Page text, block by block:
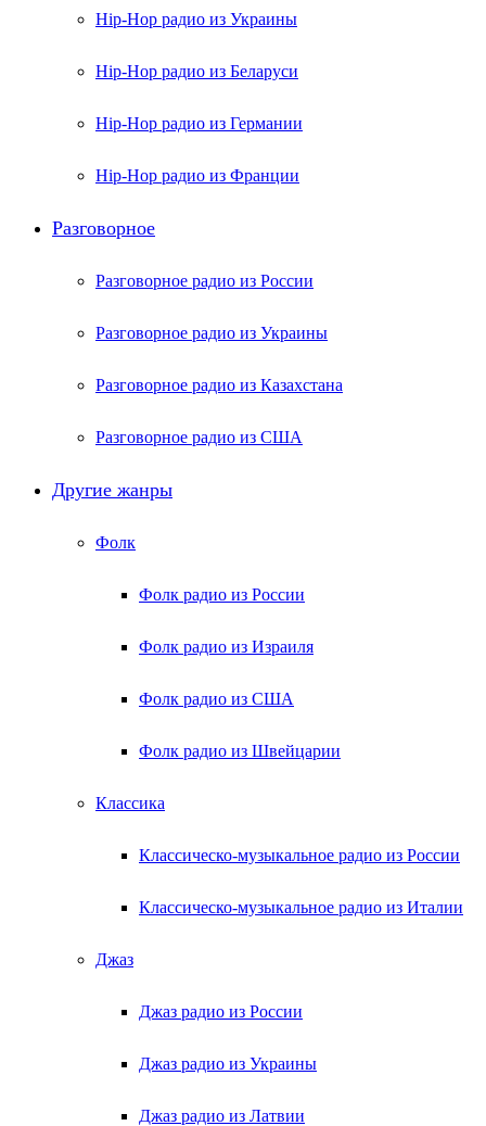
Hip-Hop радио из Украины
Hip-Hop радио из Беларуси
Hip-Hop радио из Германии
Hip-Hop радио из Франции
Разговорное
Разговорное радио из России
Разговорное радио из Украины
Разговорное радио из Казахстана
Разговорное радио из США
Другие жанры
Фолк
Фолк радио из России
Фолк радио из Израиля
Фолк радио из США
Фолк радио из Швейцарии
Классика
Классическо-музыкальное радио из России
Классическо-музыкальное радио из Италии
Джаз
Джаз радио из России
Джаз радио из Украины
Джаз радио из Латвии